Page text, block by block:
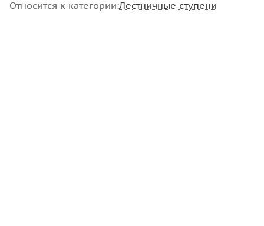
Относится к категории:Лестничные ступени